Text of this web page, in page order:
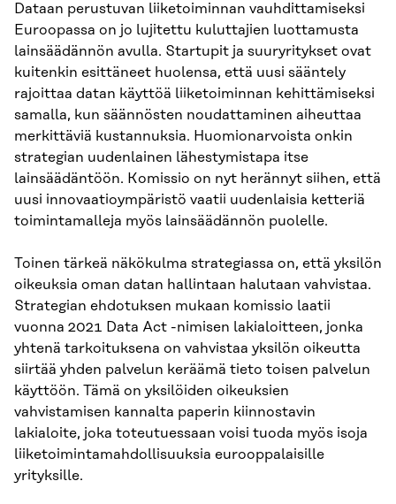
Dataan perustuvan liiketoiminnan vauhdittamiseksi
Euroopassa on jo lujitettu kuluttajien luottamusta
lainsäädännön avulla. Startupit ja suuryritykset ovat
kuitenkin esittäneet huolensa, että uusi sääntely
rajoittaa datan käyttöä liiketoiminnan kehittämiseksi
samalla, kun säännösten noudattaminen aiheuttaa
merkittäviä kustannuksia. Huomionarvoista onkin
strategian uudenlainen lähestymistapa itse
lainsäädäntöön. Komissio on nyt herännyt siihen, että
uusi innovaatioympäristö vaatii uudenlaisia ketteriä
toimintamalleja myös lainsäädännön puolelle.
Toinen tärkeä näkökulma strategiassa on, että yksilön
oikeuksia oman datan hallintaan halutaan vahvistaa.
Strategian ehdotuksen mukaan komissio laatii
vuonna 2021 Data Act -nimisen lakialoitteen, jonka
yhtenä tarkoituksena on vahvistaa yksilön oikeutta
siirtää yhden palvelun keräämä tieto toisen palvelun
käyttöön. Tämä on yksilöiden oikeuksien
vahvistamisen kannalta paperin kiinnostavin
lakialoite, joka toteutuessaan voisi tuoda myös isoja
liiketoimintamahdollisuuksia eurooppalaisille
yrityksille.